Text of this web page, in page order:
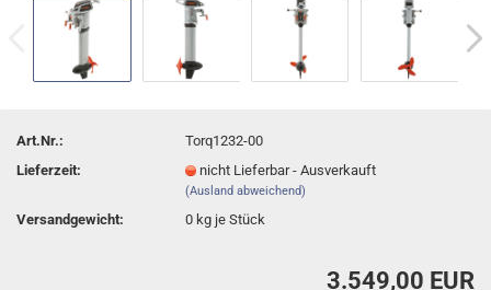
Art.Nr.:
Torq1232-00
Lieferzeit:
nicht Lieferbar - Ausverkauft
(Ausland abweichend)
Versandgewicht: 0 kg je Stück
3.549,00 EUR